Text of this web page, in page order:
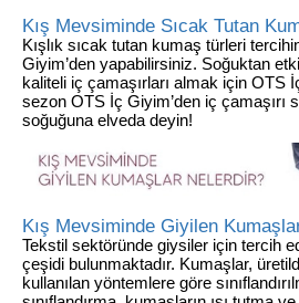
Kış Mevsiminde Sıcak Tutan
Kışlık sıcak tutan kumaş türleri
Giyim’den yapabilirsiniz. Soğuktan
kaliteli iç çamaşırları almak için OTS
sezon OTS İç Giyim’den iç çamaşırı
soğuğuna elveda deyin!
Kış Mevsiminde Giyilen
Tekstil sektöründe giysiler için tercih
çeşidi bulunmaktadır. Kumaşlar,
kullanılan yöntemlere göre